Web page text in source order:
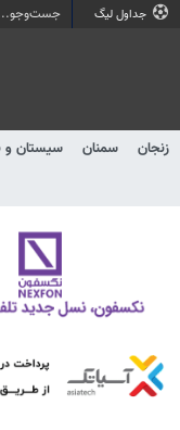
جداول لیگ
زنجان سمنان
سیستان و